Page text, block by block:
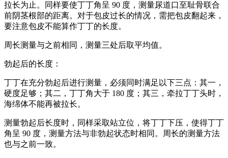
拉长为止。同样要使丁丁角呈 90 度，测量尿道口至耻骨联合
前阴茎根部的距离。对于包皮过长的情况，需把包皮翻起来，
要注意包皮不能算作丁丁的长度。
周长测量与之前相同，测量三处后取平均值。
勃起后的长度：
丁丁在充分勃起后进行测量，必须同时满足以下三点：其一，
硬度足够；其二，丁丁角大于 180 度；其三，牵拉丁丁头时，
海绵体不能再被拉长。
测量勃起后长度时，同样采取站立位，将丁丁下压，使得丁丁
角呈 90 度，测量方法与非勃起状态时相同。周长的测量方法
也与之前一致。